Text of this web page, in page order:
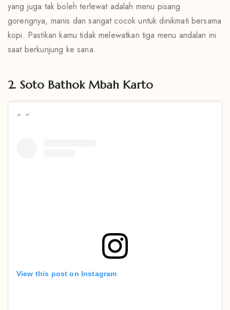
yang juga tak boleh terlewat adalah menu pisang
gorengnya, manis dan sangat cocok untuk dinikmati bersama
kopi. Pastikan kamu tidak melewatkan tiga menu andalan ini
saat berkunjung ke sana.
2. Soto Bathok Mbah Karto
View this post on Instagram